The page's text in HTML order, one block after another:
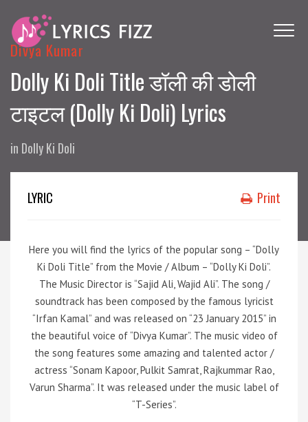
Divya Kumar
Dolly Ki Doli Title डॉली की डोली
टाइटल (Dolly Ki Doli) Lyrics
in Dolly Ki Doli
LYRIC Print
Here you will find the lyrics of the popular song – “Dolly
Ki Doli Title” from the Movie / Album – “Dolly Ki Doli”.
The Music Director is “Sajid Ali, Wajid Ali”. The song /
soundtrack has been composed by the famous lyricist
“Irfan Kamal” and was released on “23 January 2015” in
the beautiful voice of “Divya Kumar”. The music video of
the song features some amazing and talented actor /
actress “Sonam Kapoor, Pulkit Samrat, Rajkummar Rao,
Varun Sharma”. It was released under the music label of
“T-Series”.